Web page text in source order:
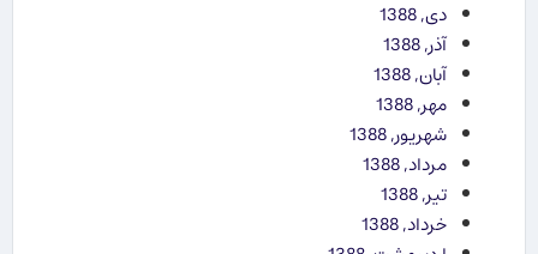
دی, 1388
آذر, 1388
آبان, 1388
مهر, 1388
شهریور, 1388
مرداد, 1388
تیر, 1388
خرداد, 1388